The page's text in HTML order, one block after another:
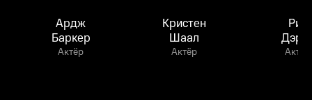
Ардж
Баркер
Актёр
Кристен
Шаал
Актёр
Риз
Актёр